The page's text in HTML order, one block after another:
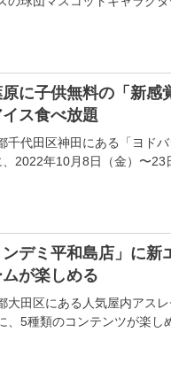
原に子供無料の「新
ス食べ放題
千代田区神田にある「ヨド
2022年10月8日（金）〜23
ンデミ平和島店」に
が楽しめる
大田区にある人気屋内アス
、5種類のコンテンツが楽し